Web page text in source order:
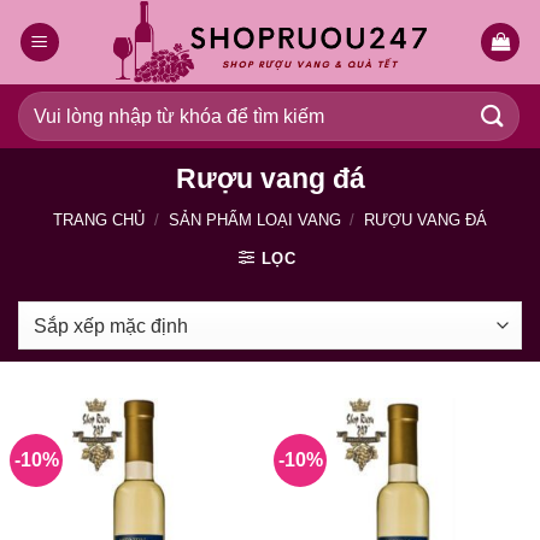
qua
dung
Tìm
kiếm:
Rượu vang đá
TRANG CHỦ / SẢN PHẨM LOẠI VANG / RƯỢU VANG ĐÁ
LỌC
-10% -10%